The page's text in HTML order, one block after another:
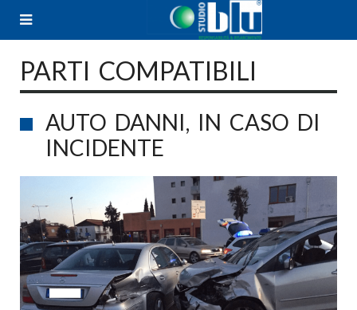
PARTI COMPATIBILI
AUTO DANNI, IN CASO DI
INCIDENTE